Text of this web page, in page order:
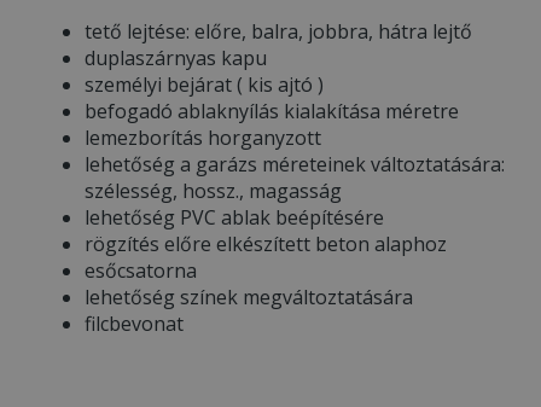
tető lejtése: előre, balra, jobbra, hátra lejtő
duplaszárnyas kapu
személyi bejárat ( kis ajtó )
befogadó ablaknyílás kialakítása méretre
lemezborítás horganyzott
lehetőség a garázs méreteinek változtatására:
szélesség, hossz., magasság
lehetőség PVC ablak beépítésére
rögzítés előre elkészített beton alaphoz
esőcsatorna
lehetőség színek megváltoztatására
filcbevonat